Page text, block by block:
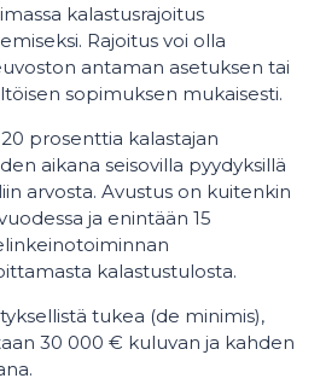
kalastusrajoitus
Rajoitus voi olla
antaman asetuksen tai
sopimuksen mukaisesti.
prosenttia kalastajan
aikana seisovilla pyydyksillä
arvosta. Avustus on kuitenkin
ja enintään 15
kalastustulosta.
tukea (de minimis),
30 000 € kuluvan ja kahden